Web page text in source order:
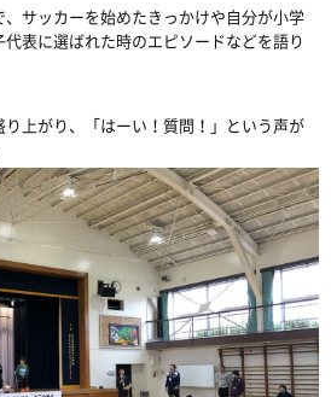
サッカーを始めたきっかけや自分が小学
表に選ばれた時のエピソードなどを語り
上がり、「はーい！質問！」という声が